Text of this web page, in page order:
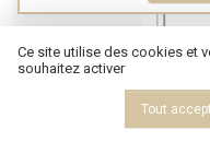
AVOSDIMCOM STORES
Ce site utilise des cookies et
souhaitez activer
Tout